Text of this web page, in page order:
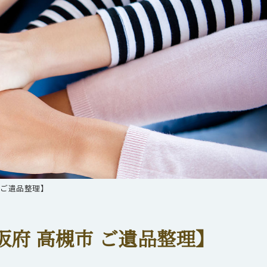
遺品整理】
高槻市 ご遺品整理】